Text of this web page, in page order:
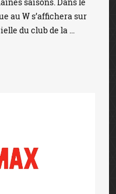
au W s’affichera sur
du club de la ...